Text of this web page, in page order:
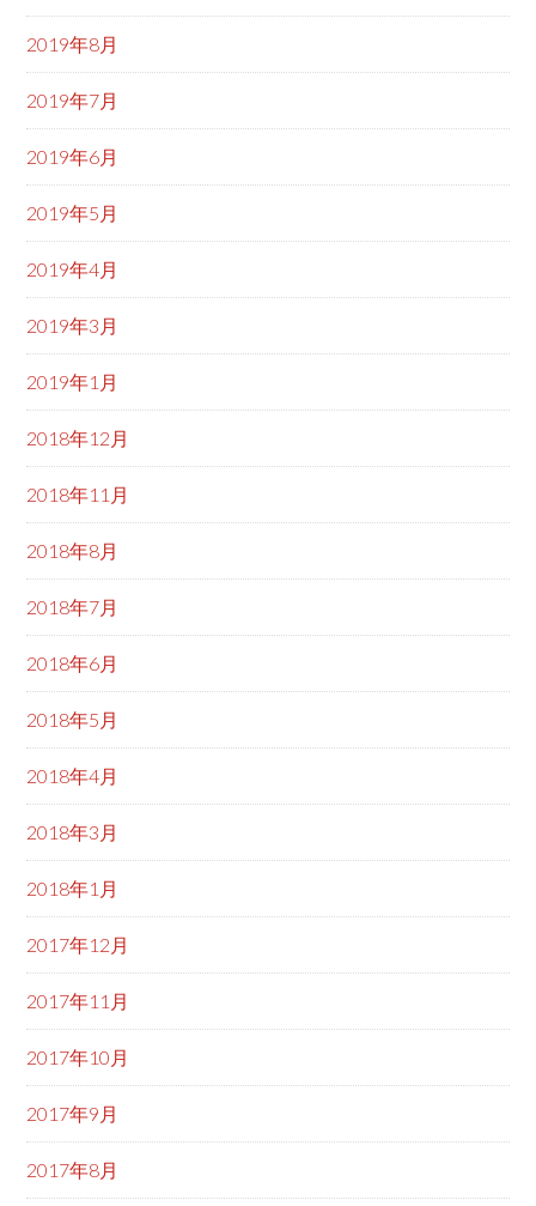
2019年8月
2019年7月
2019年6月
2019年5月
2019年4月
2019年3月
2019年1月
2018年12月
2018年11月
2018年8月
2018年7月
2018年6月
2018年5月
2018年4月
2018年3月
2018年1月
2017年12月
2017年11月
2017年10月
2017年9月
2017年8月